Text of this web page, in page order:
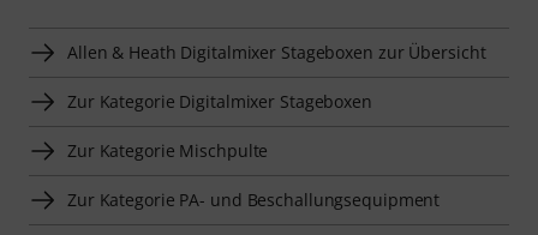
Allen & Heath Digitalmixer Stageboxen zur Übersicht
Zur Kategorie Digitalmixer Stageboxen
Zur Kategorie Mischpulte
Zur Kategorie PA- und Beschallungsequipment